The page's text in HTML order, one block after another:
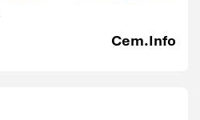
Cem.Info